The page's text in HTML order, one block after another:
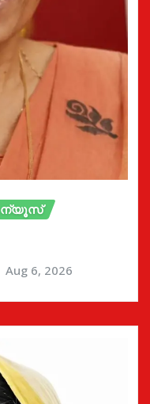
ന്യൂസ്
Aug 6, 2026